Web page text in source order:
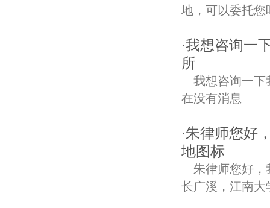
地，可以委托您
·我想咨询一
所
我想咨询一下
在没有消息
·朱律师您好
地图标
朱律师您好
长广溪，江南大